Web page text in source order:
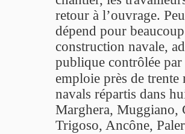
retour à l’ouvrage.
dépend pour
construction navale,
publique contrôlée
emploie près de
navals répartis dans
Marghera, Muggiano,
Trigoso, Ancône,